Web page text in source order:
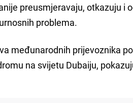
preusmjeravaju, otkazuju i
problema.
međunarodnih prijevoznika
na svijetu Dubaiju,